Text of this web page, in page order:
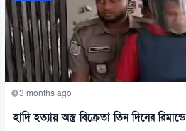
3 months ago
হাদি হত্যায় অস্ত্র বিক্রেতা তিন দিনের রিমান্ডে